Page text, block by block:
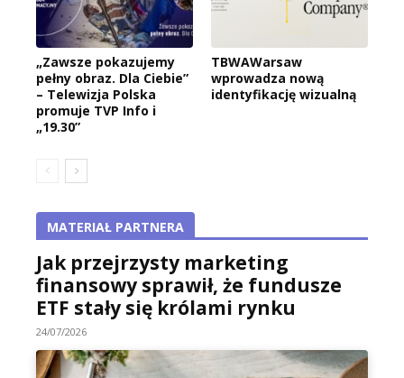
„Zawsze pokazujemy
pełny obraz. Dla Ciebie”
– Telewizja Polska
promuje TVP Info i
„19.30”
TBWAWarsaw
wprowadza nową
identyfikację wizualną
MATERIAŁ PARTNERA
Jak przejrzysty marketing
finansowy sprawił, że fundusze
ETF stały się królami rynku
24/07/2026